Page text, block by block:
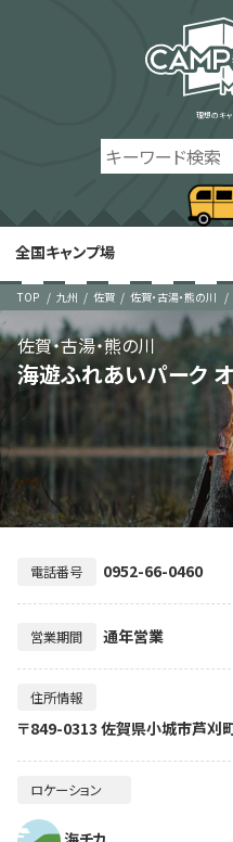
理想のキ
全国キャンプ場
TOP 九州 佐賀 佐賀・古湯・熊の川
海遊ふれあいパーク
佐賀・古湯・熊の川
電話番号 0952-66-0460
営業期間 通年営業
住所情報
〒849-0313 佐賀県小城市芦刈
ロケーション